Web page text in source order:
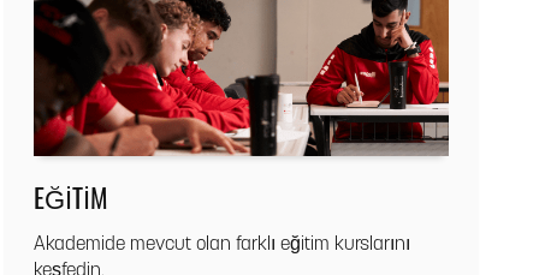
EĞİTİM
Akademide mevcut olan farklı eğitim kurslarını